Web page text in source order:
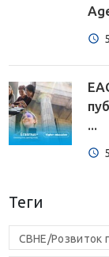
...
Теги
CBHE/Розвиток